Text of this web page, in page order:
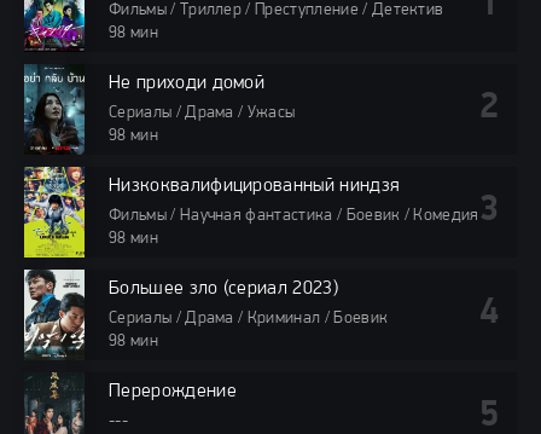
Фильмы / Триллер / Преступление / Детектив
98 мин
Не приходи домой
Сериалы / Драма / Ужасы
98 мин
Низкоквалифицированный ниндзя
Фильмы / Научная фантастика / Боевик / Комедия
98 мин
Большее зло (сериал 2023)
Сериалы / Драма / Криминал / Боевик
98 мин
Перерождение
---